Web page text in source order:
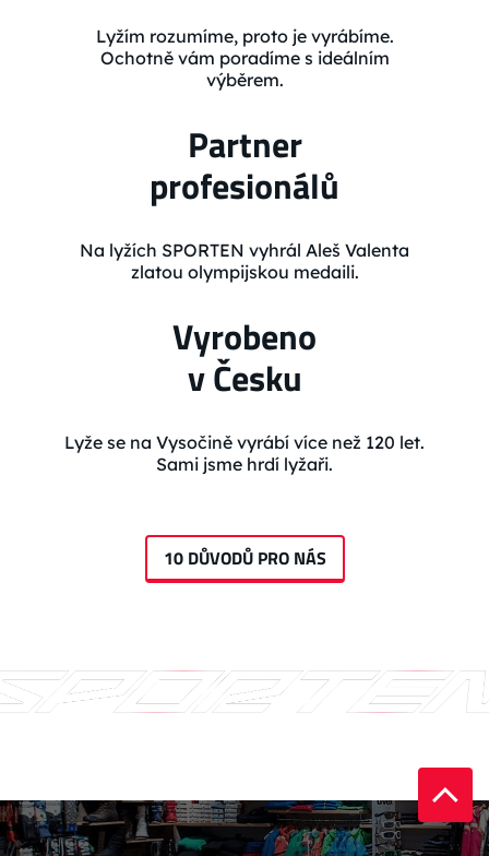
Lyžím rozumíme, proto je vyrábíme.
Ochotně vám poradíme s ideálním
výběrem.
Partner
profesionálů
Na lyžích SPORTEN vyhrál Aleš Valenta
zlatou olympijskou medaili.
Vyrobeno
v Česku
Lyže se na Vysočině vyrábí více než 120 let.
Sami jsme hrdí lyžaři.
10 DŮVODŮ PRO NÁS